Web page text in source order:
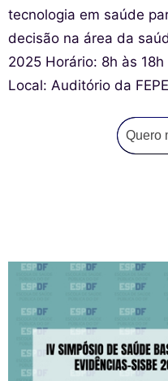
tecnologia em saúde
decisão na área da saúde.ㅤㅤ
2025ㅤㅤㅤㅤㅤㅤ Horário: 8h às 18hㅤㅤㅤㅤㅤㅤㅤ
Local: Auditório da FEPECSㅤㅤㅤㅤㅤㅤㅤㅤㅤㅤㅤㅤㅤㅤㅤㅤㅤㅤㅤㅤ ㅤㅤㅤㅤㅤㅤㅤㅤ ㅤㅤㅤㅤㅤㅤ ㅤㅤㅤㅤㅤㅤ ㅤㅤㅤㅤㅤㅤ ㅤㅤㅤㅤㅤㅤㅤㅤㅤㅤㅤㅤ ㅤㅤㅤㅤㅤㅤ ㅤ
Quero